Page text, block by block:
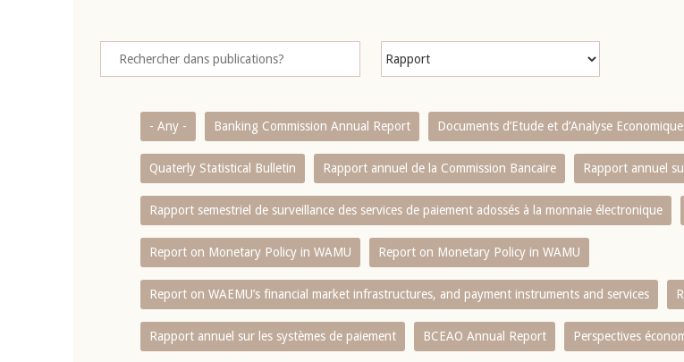
- Any - Banking Commission Annual Report Documents d’Etude et d’Analyse
Quaterly Statistical Bulletin Rapport annuel de la Commission Bancaire Rapport annuel
Rapport semestriel de surveillance des services de paiement adossés à la monnaie électronique
Report on Monetary Policy in WAMU Report on Monetary Policy in WAMU
Report on WAEMU’s financial market infrastructures, and payment instruments and services
Rapport annuel sur les systèmes de paiement BCEAO Annual Report Perspectives